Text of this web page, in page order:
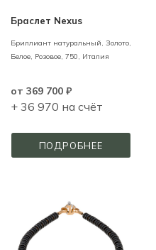
Браслет Nexus
Бриллиант натуральный, Золото,
Белое, Розовое, 750, Италия
от 369 700 ₽
+ 36 970 на счёт
ПОДРОБНЕЕ